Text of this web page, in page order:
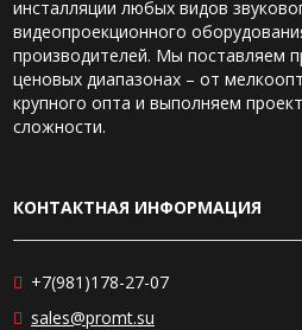
звучания, добавляя
Оснащаются
излучателем.
Модульные. Состоят из
можно комбинировать для
Потолочные и
эстетику помещения и
размещения громоздких
оборудование можно онлайн на
сделайте заказ по телефону,
инсталляции любых видов
видеопроекционного
производителей. Мы поставляем
ценовых диапазонах – от
крупного опта и выполняем
сложности.
КОНТАКТНАЯ ИНФОРМАЦИЯ
+7(981)178-27-07
sales@promt.su